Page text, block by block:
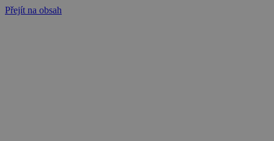
Přejít na obsah